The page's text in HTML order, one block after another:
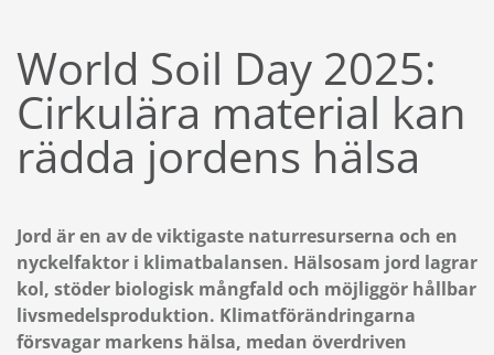
World Soil Day 2025:
Cirkulära material kan
rädda jordens hälsa
Jord är en av de viktigaste naturresurserna och en
nyckelfaktor i klimatbalansen. Hälsosam jord lagrar
kol, stöder biologisk mångfald och möjliggör hållbar
livsmedelsproduktion. Klimatförändringarna
försvagar markens hälsa, medan överdriven